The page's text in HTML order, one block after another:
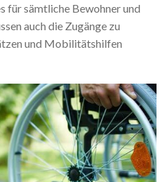
für sämtliche Bewohner und
auch die Zugänge zu
und Mobilitätshilfen